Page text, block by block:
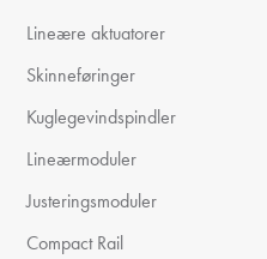
Lineære aktuatorer
Skinneføringer
Kuglegevindspindler
Lineærmoduler
Justeringsmoduler
Compact Rail